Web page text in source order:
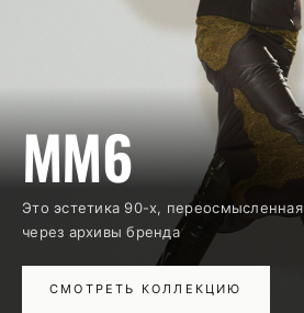
MM6
Это эстетика 90-х, переосмысленная
через архивы бренда
СМОТРЕТЬ КОЛЛЕКЦИЮ